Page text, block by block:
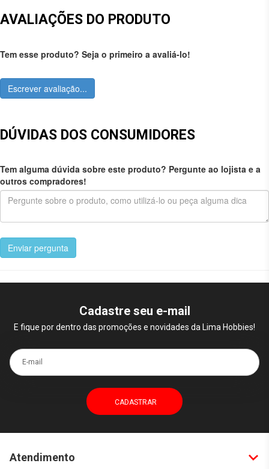
AVALIAÇÕES DO PRODUTO
Tem esse produto? Seja o primeiro a avaliá-lo!
Escrever avaliação...
DÚVIDAS DOS CONSUMIDORES
Tem alguma dúvida sobre este produto? Pergunte ao lojista e a
outros compradores!
Enviar pergunta
Cadastre seu e-mail
E fique por dentro das promoções e novidades da Lima Hobbies!
E-mail
Atendimento